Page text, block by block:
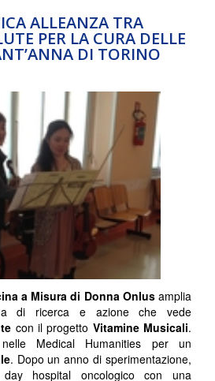
ALLEANZA TRA
PER LA CURA DELLE
DI TORINO
a Misura di Donna Onlusamplia
di ricerca e azione che vede
con il progetto Vitamine Musicali.
Medical Humanities per un
. Dopo un anno di sperimentazione,
hospital oncologico con una